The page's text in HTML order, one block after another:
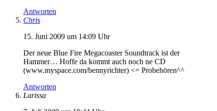
Antworten
Chris
15. Juni 2009 um 14:09 Uhr
Der neue Blue Fire Megacoaster Soundtrack ist der
Hammer… Hoffe da kommt auch noch ne CD
(www.myspace.com/bennyrichter) <= Probehören^^
Antworten
Larissa